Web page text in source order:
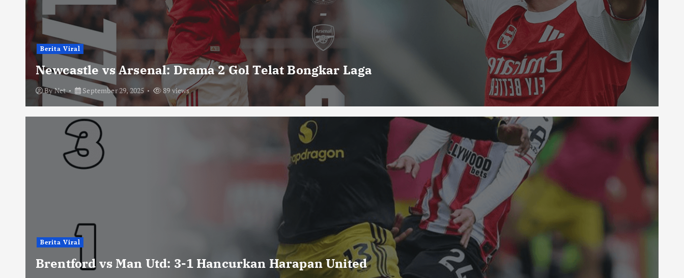
Berita Viral
Newcastle vs Arsenal: Drama 2 Gol Telat Bongkar Laga
ByNet September 29, 2025 89 views
Berita Viral
Brentford vs Man Utd: 3-1 Hancurkan Harapan United